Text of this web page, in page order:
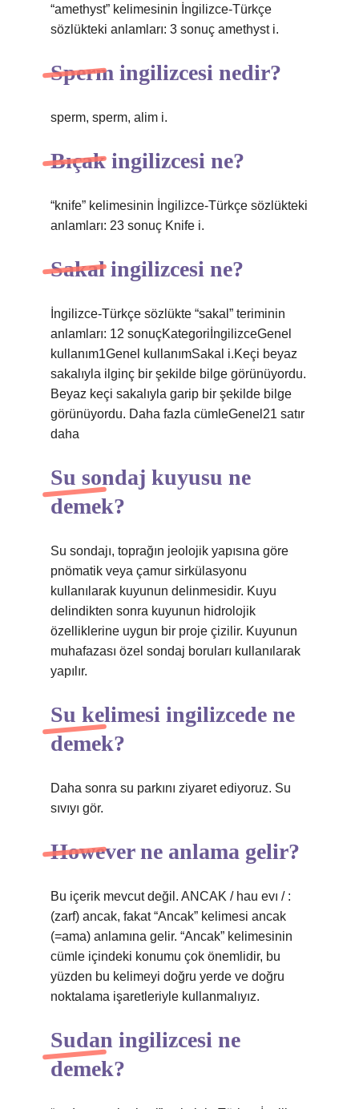
“amethyst” kelimesinin İngilizce-Türkçe
sözlükteki anlamları: 3 sonuç amethyst i.
Sperm ingilizcesi nedir?
sperm, sperm, alim i.
Bıçak ingilizcesi ne?
“knife” kelimesinin İngilizce-Türkçe sözlükteki
anlamları: 23 sonuç Knife i.
Sakal ingilizcesi ne?
İngilizce-Türkçe sözlükte “sakal” teriminin
anlamları: 12 sonuçKategoriİngilizceGenel
kullanım1Genel kullanımSakal i.Keçi beyaz
sakalıyla ilginç bir şekilde bilge görünüyordu.
Beyaz keçi sakalıyla garip bir şekilde bilge
görünüyordu. Daha fazla cümleGenel21 satır
daha
Su sondaj kuyusu ne
demek?
Su sondajı, toprağın jeolojik yapısına göre
pnömatik veya çamur sirkülasyonu
kullanılarak kuyunun delinmesidir. Kuyu
delindikten sonra kuyunun hidrolojik
özelliklerine uygun bir proje çizilir. Kuyunun
muhafazası özel sondaj boruları kullanılarak
yapılır.
Su kelimesi ingilizcede ne
demek?
Daha sonra su parkını ziyaret ediyoruz. Su
sıvıyı gör.
However ne anlama gelir?
Bu içerik mevcut değil. ANCAK / hau evı / :
(zarf) ancak, fakat “Ancak” kelimesi ancak
(=ama) anlamına gelir. “Ancak” kelimesinin
cümle içindeki konumu çok önemlidir, bu
yüzden bu kelimeyi doğru yerde ve doğru
noktalama işaretleriyle kullanmalıyız.
Sudan ingilizcesi ne
demek?